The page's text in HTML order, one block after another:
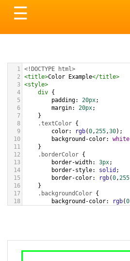
Toggle
navigation
☰
1 <!DOCTYPE html>
2
<title>Color Example</title>
3 <style>
4
div {
5
padding: 20px;
6
margin: 20px;
7
}
8
.textColor {
9
color: rgb(0,255,30);
10
background-color: white
11
}
12
.borderColor {
13
border-width: 3px;
14
border-style: solid ;
15
border-color: rgb(0,255
16
}
17
.backgroundColor {
18
background-color: rgb(0
white, rgb(0,255,30));